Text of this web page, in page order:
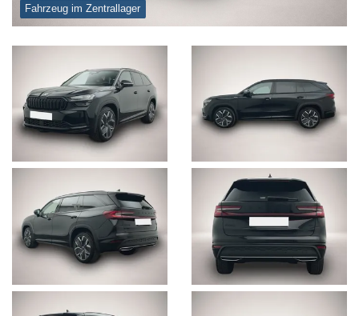
Fahrzeug im Zentrallager